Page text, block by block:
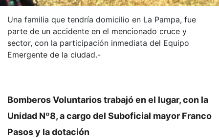
Una familia que tendría domicilio en La Pampa, fue
parte de un accidente en el mencionado cruce y
sector, con la participación inmediata del Equipo
Emergente de la ciudad.-
Bomberos Voluntarios trabajó en el lugar, con la
Unidad Nº8, a cargo del Suboficial mayor Franco
Pasos y la dotación